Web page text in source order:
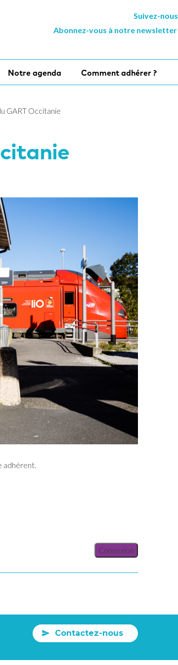
Suivez-nous
Abonnez-vous à notre newsletter
Notre agenda Comment adhérer ?
GART Occitanie
adhérent.
Connexion
Contactez-nous